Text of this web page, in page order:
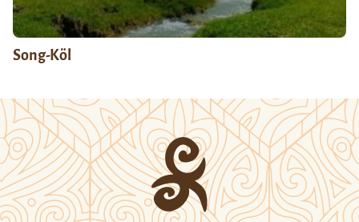
Song-Köl